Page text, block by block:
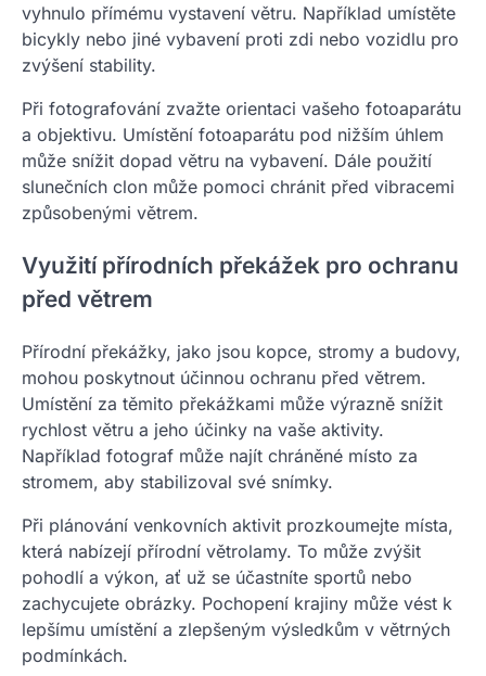
vyhnulo přímému vystavení větru. Například umístěte
bicykly nebo jiné vybavení proti zdi nebo vozidlu pro
zvýšení stability.
Při fotografování zvažte orientaci vašeho fotoaparátu
a objektivu. Umístění fotoaparátu pod nižším úhlem
může snížit dopad větru na vybavení. Dále použití
slunečních clon může pomoci chránit před vibracemi
způsobenými větrem.
Využití přírodních překážek pro ochranu
před větrem
Přírodní překážky, jako jsou kopce, stromy a budovy,
mohou poskytnout účinnou ochranu před větrem.
Umístění za těmito překážkami může výrazně snížit
rychlost větru a jeho účinky na vaše aktivity.
Například fotograf může najít chráněné místo za
stromem, aby stabilizoval své snímky.
Při plánování venkovních aktivit prozkoumejte místa,
která nabízejí přírodní větrolamy. To může zvýšit
pohodlí a výkon, ať už se účastníte sportů nebo
zachycujete obrázky. Pochopení krajiny může vést k
lepšímu umístění a zlepšeným výsledkům v větrných
podmínkách.